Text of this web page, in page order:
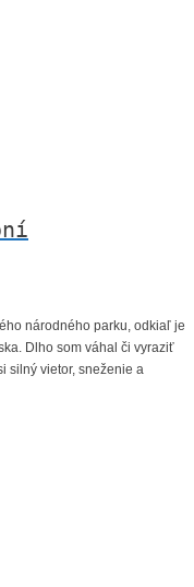
národného parku, odkiaľ je
Dlho som váhal či vyraziť
silný vietor, sneženie a